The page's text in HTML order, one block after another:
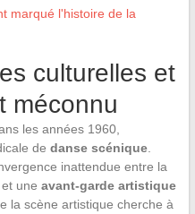
marqué l'histoire de la
culturelles et
méconnu
les années 1960,
de danse scénique.
inattendue entre la
une avant-garde artistique
la scène artistique cherche à